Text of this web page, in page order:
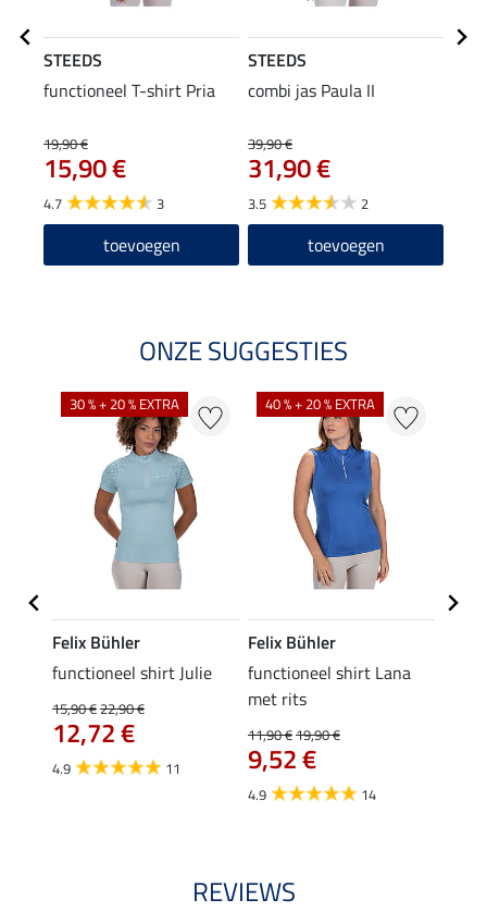
STEEDS
functioneel T-shirt Pria
19,90 €
15,90 €
4.7 3
toevoegen
STEEDS
combi jas Paula II
39,90 €
31,90 €
3.5 2
toevoegen
ONZE SUGGESTIES
30 % + 20 % EXTRA
Felix Bühler
functioneel shirt Julie
15,90 €22,90 €
12,72 €
4.9 11
40 % + 20 % EXTRA
Felix Bühler
functioneel shirt Lana
met rits
11,90 €19,90 €
9,52 €
4.9 14
REVIEWS